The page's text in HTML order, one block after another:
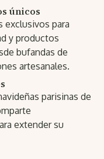
únicos
exclusivos para
y productos
bufandas de
artesanales.
parisinas de
extender su